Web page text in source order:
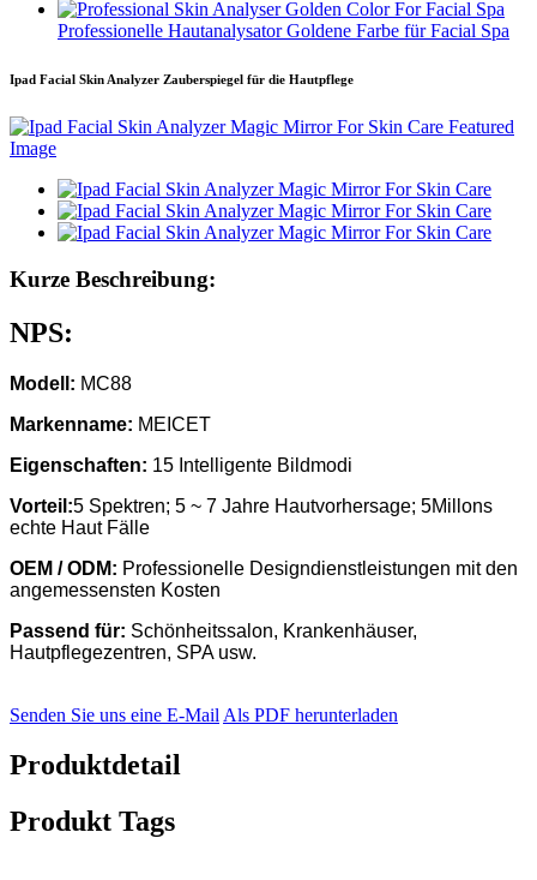
Professionelle Hautanalysator Goldene Farbe für Facial Spa
Ipad Facial Skin Analyzer Zauberspiegel für die Hautpflege
Kurze Beschreibung:
NPS:
Modell: MC88
Markenname: MEICET
Eigenschaften: 15 Intelligente Bildmodi
Vorteil:5 Spektren; 5 ~ 7 Jahre Hautvorhersage; 5Millons
echte Haut Fälle
OEM / ODM: Professionelle Designdienstleistungen mit den
angemessensten Kosten
Passend für: Schönheitssalon, Krankenhäuser,
Hautpflegezentren, SPA usw.
Senden Sie uns eine E-Mail Als PDF herunterladen
Produktdetail
Produkt Tags